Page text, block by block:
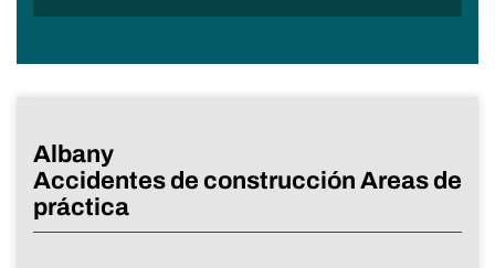
Albany
Accidentes de construcción Areas de
práctica